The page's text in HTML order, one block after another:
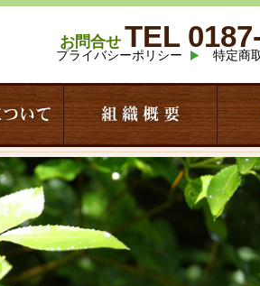
お問合せ TEL
プライバシーポリシー 特定商
いて 組 織 概 要